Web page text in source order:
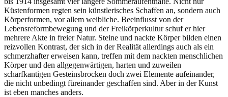
Küstenformen regten sein künstlerisches Schaffen an, sondern auch
Körperformen, vor allem weibliche. Beeinflusst von der
Lebensreformbewegung und der Freikörperkultur schuf er hier
mehrere Akte in freier Natur. Steine und nackte Körper bilden einen
reizvollen Kontrast, der sich in der Realität allerdings auch als ein
schmerzhafter erweisen kann, treffen mit dem nackten menschlichen
Körper und den allgegenwärtigen, harten und zuweilen
scharfkantigen Gesteinsbrocken doch zwei Elemente aufeinander,
die nicht unbedingt füreinander geschaffen sind. Aber in der Kunst
ist eben manches anders.